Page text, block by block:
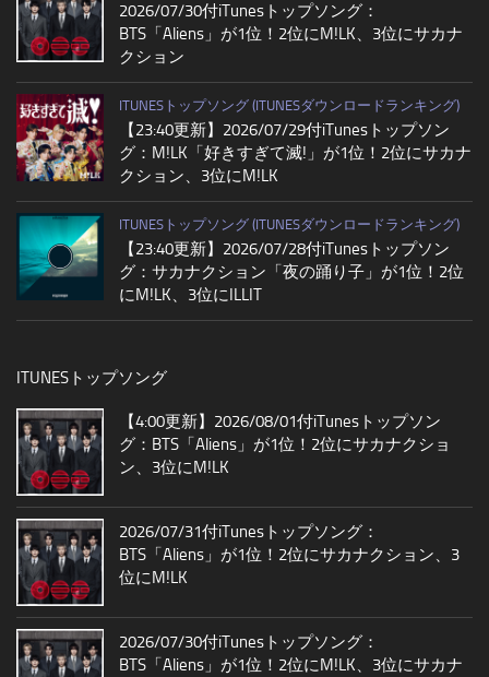
2026/07/30付iTunesトップソング：
BTS「Aliens」が1位！2位にM!LK、3位にサカナ
クション
ITUNESトップソング (ITUNESダウンロードランキング)
【23:40更新】2026/07/29付iTunesトップソン
グ：M!LK「好きすぎて滅!」が1位！2位にサカナ
クション、3位にM!LK
ITUNESトップソング (ITUNESダウンロードランキング)
【23:40更新】2026/07/28付iTunesトップソン
グ：サカナクション「夜の踊り子」が1位！2位
にM!LK、3位にILLIT
ITUNESトップソング
【4:00更新】2026/08/01付iTunesトップソン
グ：BTS「Aliens」が1位！2位にサカナクショ
ン、3位にM!LK
2026/07/31付iTunesトップソング：
BTS「Aliens」が1位！2位にサカナクション、3
位にM!LK
2026/07/30付iTunesトップソング：
BTS「Aliens」が1位！2位にM!LK、3位にサカナ